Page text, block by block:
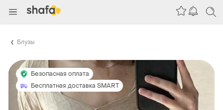
Блузы
Безопасная оплата
Бесплатная доставка SMART